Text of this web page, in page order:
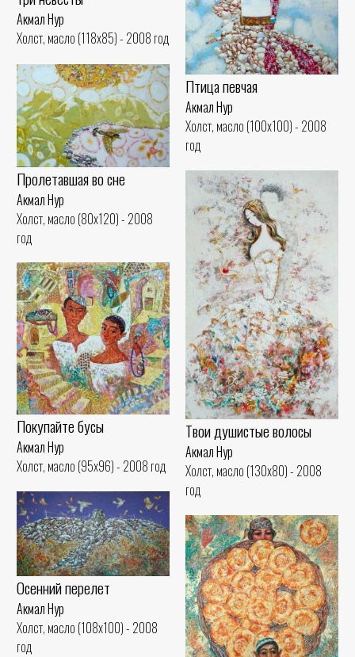
Акмал Нур
Холст, масло (118x85) - 2008 год
Птица певчая
Акмал Нур
Холст, масло (100x100) - 2008
год
Пролетавшая во сне
Акмал Нур
Холст, масло (80x120) - 2008
год
Твои душистые волосы
Акмал Нур
Холст, масло (130x80) - 2008
год
Покупайте бусы
Акмал Нур
Холст, масло (95x96) - 2008 год
Осенний перелет
Акмал Нур
Холст, масло (108x100) - 2008
год